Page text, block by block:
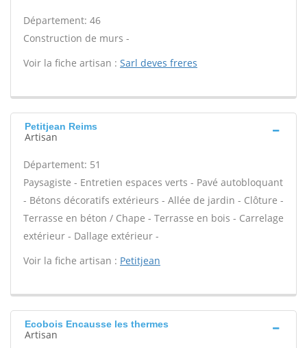
Département: 46
Construction de murs -
Voir la fiche artisan : Sarl deves freres
Petitjean Reims
Artisan
Département: 51
Paysagiste - Entretien espaces verts - Pavé autobloquant
- Bétons décoratifs extérieurs - Allée de jardin - Clôture -
Terrasse en béton / Chape - Terrasse en bois - Carrelage
extérieur - Dallage extérieur -
Voir la fiche artisan : Petitjean
Ecobois Encausse les thermes
Artisan